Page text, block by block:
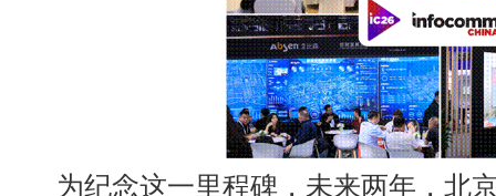
为纪念这一里程碑，未来两年，北